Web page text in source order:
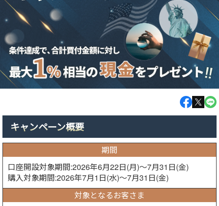
幕
縺
�
キャンペーン概要
期間
口座開設対象期間:2026年6月22日(月)～7月31日(金)
購入対象期間:2026年7月1日(水)～7月31日(金)
対象となるお客さま